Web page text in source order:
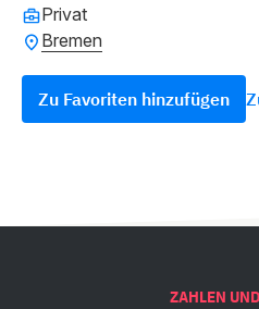
Privat
Bremen
Zu Favoriten hinzufügen
ZAHLEN